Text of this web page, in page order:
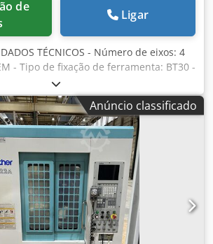
Ligar
TÉCNICOS - Número de eixos: 4
- Tipo de fixação de ferramenta: BT30 -
do fuso: 10,1 [kW] - Velocidade do fuso:
LINEARES - Curso dos eixos X/Y/Z:
- Velocidade rápida (X/Y/Z): 50/50/50
de avanço (X/Y/Z): 10/10/10 [m/min]
- Tipo de trocador de
(guarda-chuva) - Número de
14 - Tempo de troca de
MESA - Dimensões da mesa: 600 x
sobre a mesa: 250 [kg]
- Tensão de alimentação: 380 [V] -
15,9 [kVA] PESO E DIMENSÕES -
Anúncio classificado